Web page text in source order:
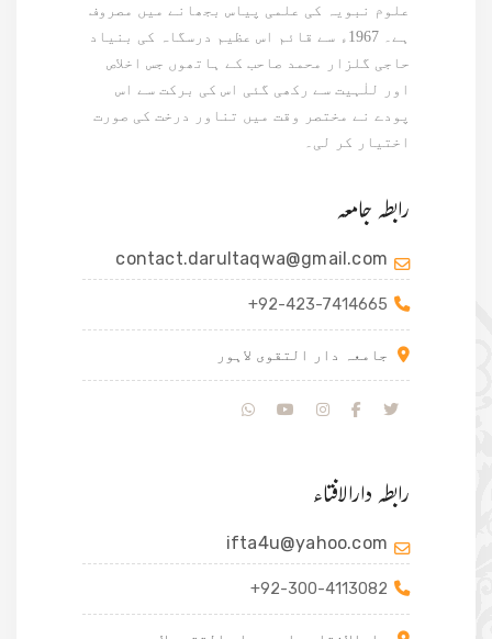
علوم نبویہ کی علمی پیاس بجھانے میں مصروف
ہے۔ 1967ء سے قائم اس عظیم درسگاہ کی بنیاد
حاجی گلزار محمد صاحب کے ہاتھوں جس اخلاص
اور للٰہیت سے رکھی گئی اس کی برکت سے اس
پودے نے مختصر وقت میں تناور درخت کی صورت
اختیار کر لی۔
رابطہ جامعہ
contact.darultaqwa@gmail.com
+92-423-7414665
جامعہ دار التقوی لاہور
رابطہ دارالافتاء
ifta4u@yahoo.com
+92-300-4113082